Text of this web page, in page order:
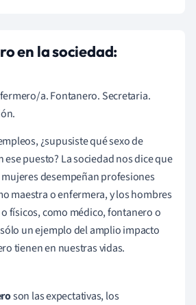
en la sociedad:
a. Fontanero. Secretaria.
¿supusiste qué sexo de
puesto? La sociedad nos dice que
desempeñan profesiones
maestra o enfermera, y los hombres
físicos, como médico, fontanero o
un ejemplo del amplio impacto
tienen en nuestras vidas.
son las expectativas, los